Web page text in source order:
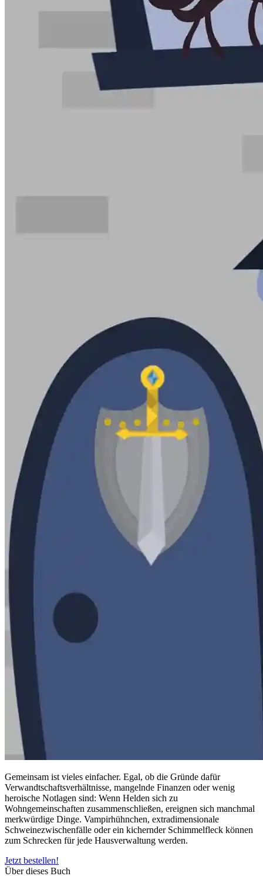
Gemeinsam ist vieles einfacher. Egal, ob die Gründe dafür
Verwandtschaftsverhältnisse, mangelnde Finanzen oder wenig
heroische Notlagen sind: Wenn Helden sich zu
Wohngemeinschaften zusammenschließen, ereignen sich manchmal
merkwürdige Dinge. Vampirhühnchen, extradimensionale
Schweinezwischenfälle oder ein kichernder Schimmelfleck können
zum Schrecken für jede Hausverwaltung werden.
Jetzt bestellen!
Über dieses Buch